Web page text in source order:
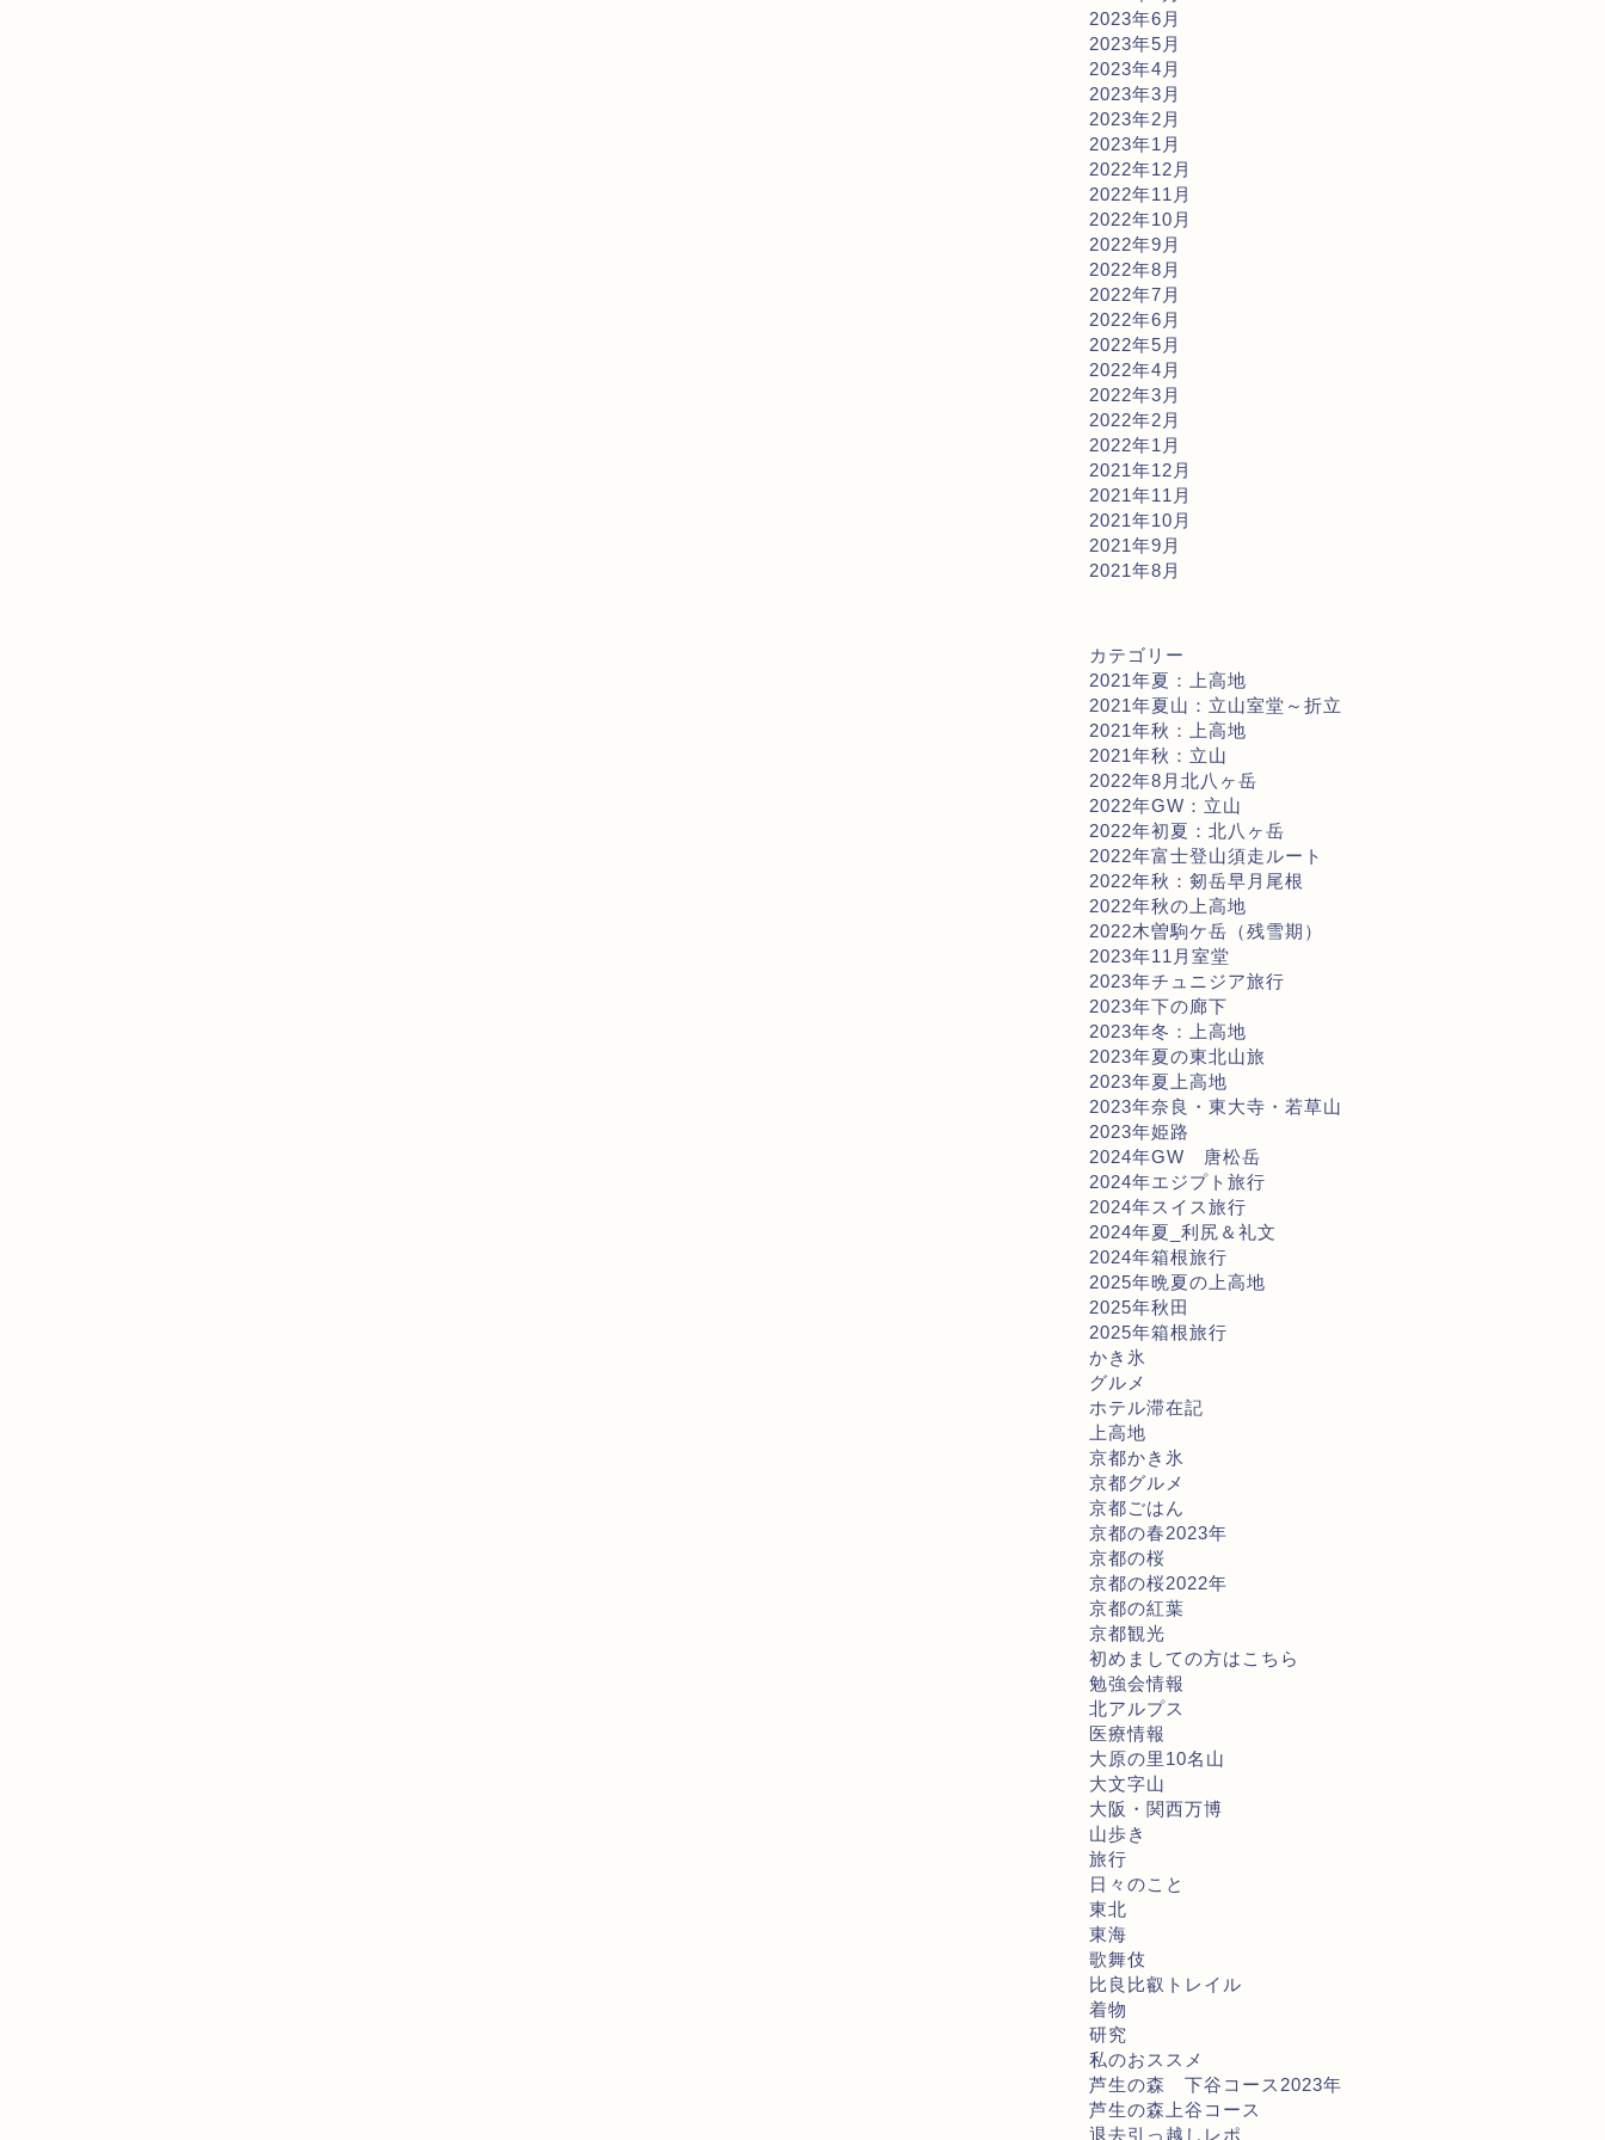
2023年6月
2023年5月
2023年4月
2023年3月
2023年2月
2023年1月
2022年12月
2022年11月
2022年10月
2022年9月
2022年8月
2022年7月
2022年6月
2022年5月
2022年4月
2022年3月
2022年2月
2022年1月
2021年12月
2021年11月
2021年10月
2021年9月
2021年8月
カテゴリー
2021年夏：上高地
2021年夏山：立山室堂～折立
2021年秋：上高地
2021年秋：立山
2022年8月北八ヶ岳
2022年GW：立山
2022年初夏：北八ヶ岳
2022年富士登山須走ルート
2022年秋：剱岳早月尾根
2022年秋の上高地
2022木曽駒ケ岳（残雪期）
2023年11月室堂
2023年チュニジア旅行
2023年下の廊下
2023年冬：上高地
2023年夏の東北山旅
2023年夏上高地
2023年奈良・東大寺・若草山
2023年姫路
2024年GW 唐松岳
2024年エジプト旅行
2024年スイス旅行
2024年夏_利尻＆礼文
2024年箱根旅行
2025年晩夏の上高地
2025年秋田
2025年箱根旅行
かき氷
グルメ
ホテル滞在記
上高地
京都かき氷
京都グルメ
京都ごはん
京都の春2023年
京都の桜
京都の桜2022年
京都の紅葉
京都観光
初めましての方はこちら
勉強会情報
北アルプス
医療情報
大原の里10名山
大文字山
大阪・関西万博
山歩き
旅行
日々のこと
東北
東海
歌舞伎
比良比叡トレイル
着物
研究
私のおススメ
芦生の森 下谷コース2023年
芦生の森上谷コース
退去引っ越しレポ